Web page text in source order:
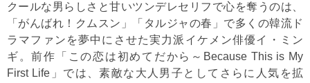
クールな男らしさと甘いツンデレセリフで心を奪うのは、
「がんばれ！クムスン」「タルジャの春」で多くの韓流ド
ラマファンを夢中にさせた実力派イケメン俳優イ・ミン
ギ。前作「この恋は初めてだから～Because This is My
First Life」では、素敵な大人男子としてさらに人気を拡